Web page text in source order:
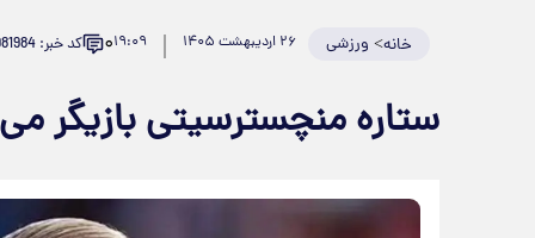
خانه> ورزشی ۲۶ اردیبهشت ۱۴۰۵ ۱۹:۰۹۰ کد خبر: 981984
ستاره منچسترسیتی بازیگر